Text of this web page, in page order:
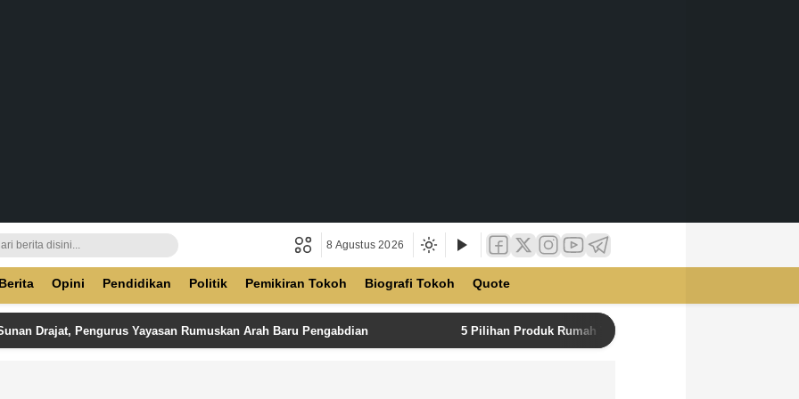
8 Agustus 2026
Berita Opini Pendidikan Politik Pemikiran Tokoh Biografi Tokoh Quote
Drajat, Pengurus Yayasan Rumuskan Arah Baru Pengabdian 5 Pilihan Produk Rumah Tangga Terbaik di Unilever Store